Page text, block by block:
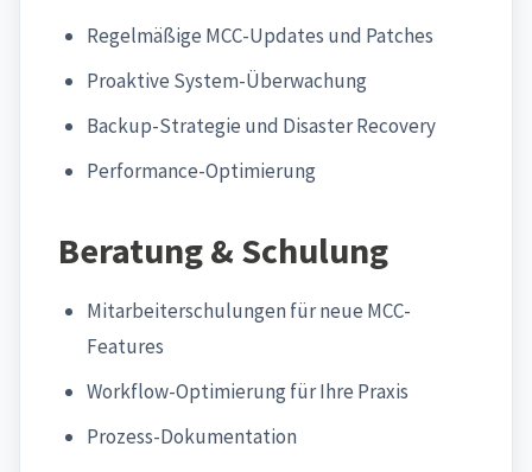
Regelmäßige MCC-Updates und Patches
Proaktive System-Überwachung
Backup-Strategie und Disaster Recovery
Performance-Optimierung
Beratung & Schulung
Mitarbeiterschulungen für neue MCC-
Features
Workflow-Optimierung für Ihre Praxis
Prozess-Dokumentation